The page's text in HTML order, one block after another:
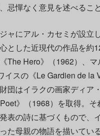
忌憚なく意見を述べるこ
ャにアル・カセミが設立
とした近現代の作品を約
The Hero》（1962）、マ
イスの《Le Gardien de
団はイラクの画家ディア
》（1968）を取得。
表の詩に基づくもので、
た母親の物語を描いている